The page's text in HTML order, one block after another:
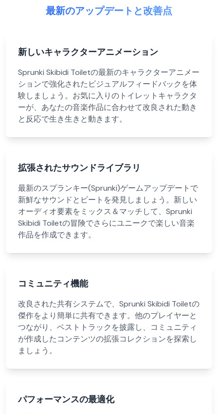
最新のアップデートと改善点
新しいキャラクターアニメーション
Sprunki Skibidi Toiletの最新のキャラクターアニメー
ションで強化されたビジュアルフィードバックを体
験しましょう。お気に入りのトイレットキャラクタ
ーが、あなたの音楽作品に合わせて改良された動き
と反応で生き生きと動きます。
拡張されたサウンドライブラリ
最新のスプランキー(Sprunki)ゲームアップデートで
新鮮なサウンドとビートを発見しましょう。新しい
オーディオ要素をミックス＆マッチして、Sprunki
Skibidi Toiletの冒険でさらにユニークで楽しい音楽
作品を作成できます。
コミュニティ機能
改良された共有システムで、Sprunki Skibidi Toiletの
傑作をより簡単に共有できます。他のプレイヤーと
つながり、ベストトラックを披露し、コミュニティ
が作成したコンテンツの拡張コレクションを探索し
ましょう。
パフォーマンスの最適化